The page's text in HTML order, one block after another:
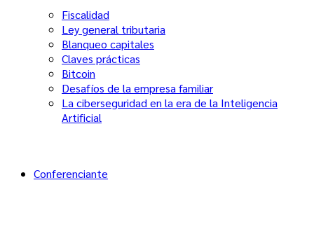
Fiscalidad
Ley general tributaria
Blanqueo capitales
Claves prácticas
Bitcoin
Desafíos de la empresa familiar
La ciberseguridad en la era de la Inteligencia
Artificial
Conferenciante